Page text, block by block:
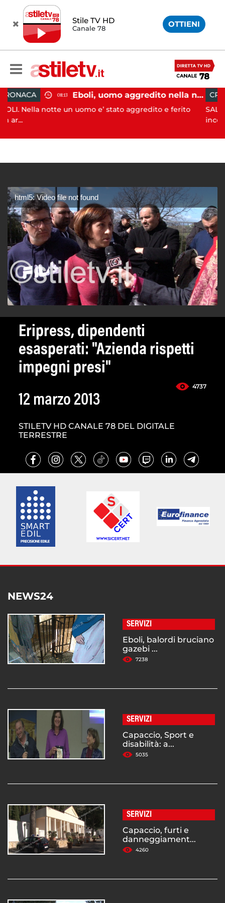
Stile TV HD
Canale 78 OTTIENI
08:13 Eboli, uomo aggredito nella notte: indagini in corso
un uomo e’ stato aggredito e ferito
CRONACA
SALERNO.
html5: Video file not found
Eripress, dipendenti
esasperati: "Azienda rispetti
impegni presi"
4737
12 marzo 2013
STILETV HD CANALE 78 DEL DIGITALE
TERRESTRE
NEWS24
SERVIZI
Eboli, balordi bruciano
gazebi ...
7238
SERVIZI
Capaccio, Sport e
disabilità: a...
5035
SERVIZI
Capaccio, furti e
danneggiament...
4260